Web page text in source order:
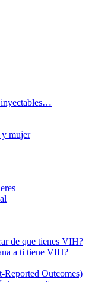
inyectables…
y mujer
de que tienes VIH?
a ti tiene VIH?
Reported Outcomes)